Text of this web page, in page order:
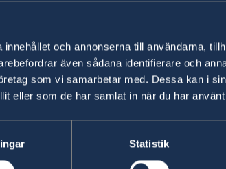
och annonserna till användarna,
även sådana identifierare och
som vi samarbetar med. Dessa kan i
eller som de har samlat in när du har
Statistik
bör iakttas vid besök på barer
på egen hand efter mörkrets
Det är säkrare att endast ta
kreditkort, samt att inte bära
klockor eller smycken. Använd